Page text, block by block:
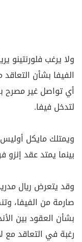
ولا يرغب فلورنتينو
الفيفا بشأن
أي تواصل غير مصرح
لتدخل فيفا.
بينما يمتد عقد إنزو
وقد يتعرض ريال
بشأن العقود بين
رغبة في التعاقد مع